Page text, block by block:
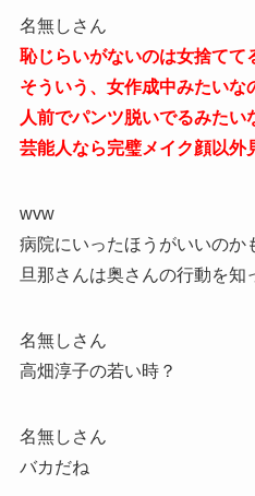
名無しさん
恥じらいがないのは女捨てて
そういう、女作成中みたいな
人前でパンツ脱いでるみたい
芸能人なら完璧メイク顔以外
wvw
病院にいったほうがいいのか
旦那さんは奥さんの行動を知
名無しさん
高畑淳子の若い時？
名無しさん
バカだね